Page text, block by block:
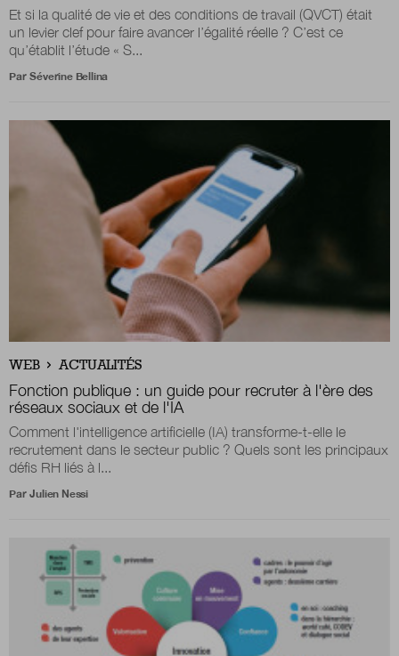
Et si la qualité de vie et des conditions de travail (QVCT) était
un levier clef pour faire avancer l’égalité réelle ? C’est ce
qu’établit l’étude « S...
Par Séverine Bellina
WEB ACTUALITÉS
Fonction publique : un guide pour recruter à l'ère des
réseaux sociaux et de l'IA
Comment l'intelligence artificielle (IA) transforme-t-elle le
recrutement dans le secteur public ? Quels sont les principaux
défis RH liés à l...
Par Julien Nessi